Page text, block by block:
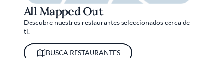
All Mapped Out
Descubre nuestros restaurantes seleccionados cerca de
ti.
BUSCA RESTAURANTES